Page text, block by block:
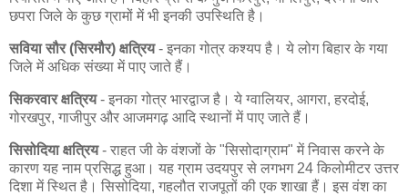
छपरा जिले के कुछ ग्रामों में भी इनकी उपस्थिति है।
सविया सौर (सिरमौर) क्षत्रिय- इनका गोत्र कश्यप है। ये लोग बिहार के गया
जिले में अधिक संख्या में पाए जाते हैं।
सिकरवार क्षत्रिय- इनका गोत्र भारद्वाज है। ये ग्वालियर, आगरा, हरदोई,
गोरखपुर, गाजीपुर और आजमगढ़ आदि स्थानों में पाए जाते हैं।
सिसोदिया क्षत्रिय- राहत जी के वंशजों के "सिसोदाग्राम" में निवास करने के
कारण यह नाम प्रसिद्ध हुआ। यह ग्राम उदयपुर से लगभग 24 किलोमीटर उत्तर
दिशा में स्थित है। सिसोदिया, गहलौत राजपूतों की एक शाखा हैं। इस वंश का